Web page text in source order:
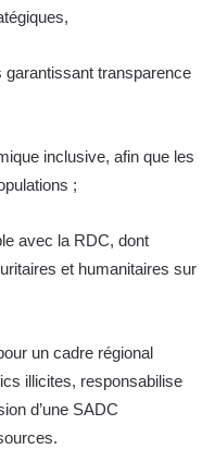
garantissant transparence
inclusive, afin que les
;
avec la RDC, dont
et humanitaires sur
un cadre régional
illicites, responsabilise
d’une SADC